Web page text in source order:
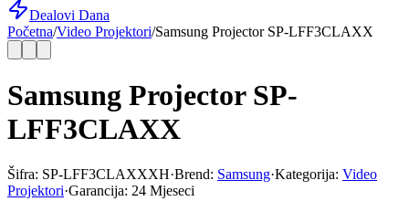
Dealovi Dana
Početna/Video Projektori/Samsung Projector SP-LFF3CLAXX
Samsung Projector SP-
LFF3CLAXX
Šifra: SP-LFF3CLAXXXH·Brend: Samsung·Kategorija: Video
Projektori·Garancija: 24 Mjeseci